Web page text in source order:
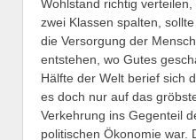
Wohlstand richtig
zwei Klassen spalten,
die Versorgung der
entstehen, wo Gutes
Hälfte der Welt berief sich
es doch nur auf das
Verkehrung ins Gegenteil
politischen Ökonomie war.